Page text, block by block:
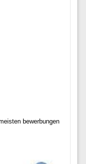
bewerbungen